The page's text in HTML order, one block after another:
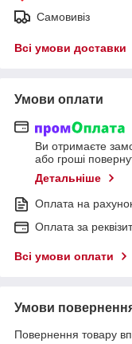
Самовивіз
Всі умови доставки
Умови оплати
Ви отримаєте
або гроші
Детальніше
Оплата на
Оплата за
Всі умови оплати
Умови
Повернення товару